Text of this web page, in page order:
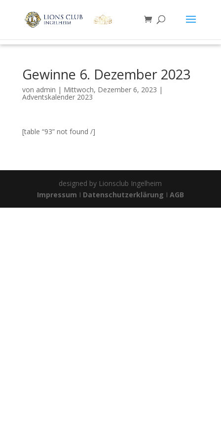
Gewinne 6. Dezember 2023
von admin | Mittwoch, Dezember 6, 2023 |
Adventskalender 2023
[table “93” not found /]
designed by Lionsclub Ingelheim
Impressum I Datenschutzerklärung I AGB